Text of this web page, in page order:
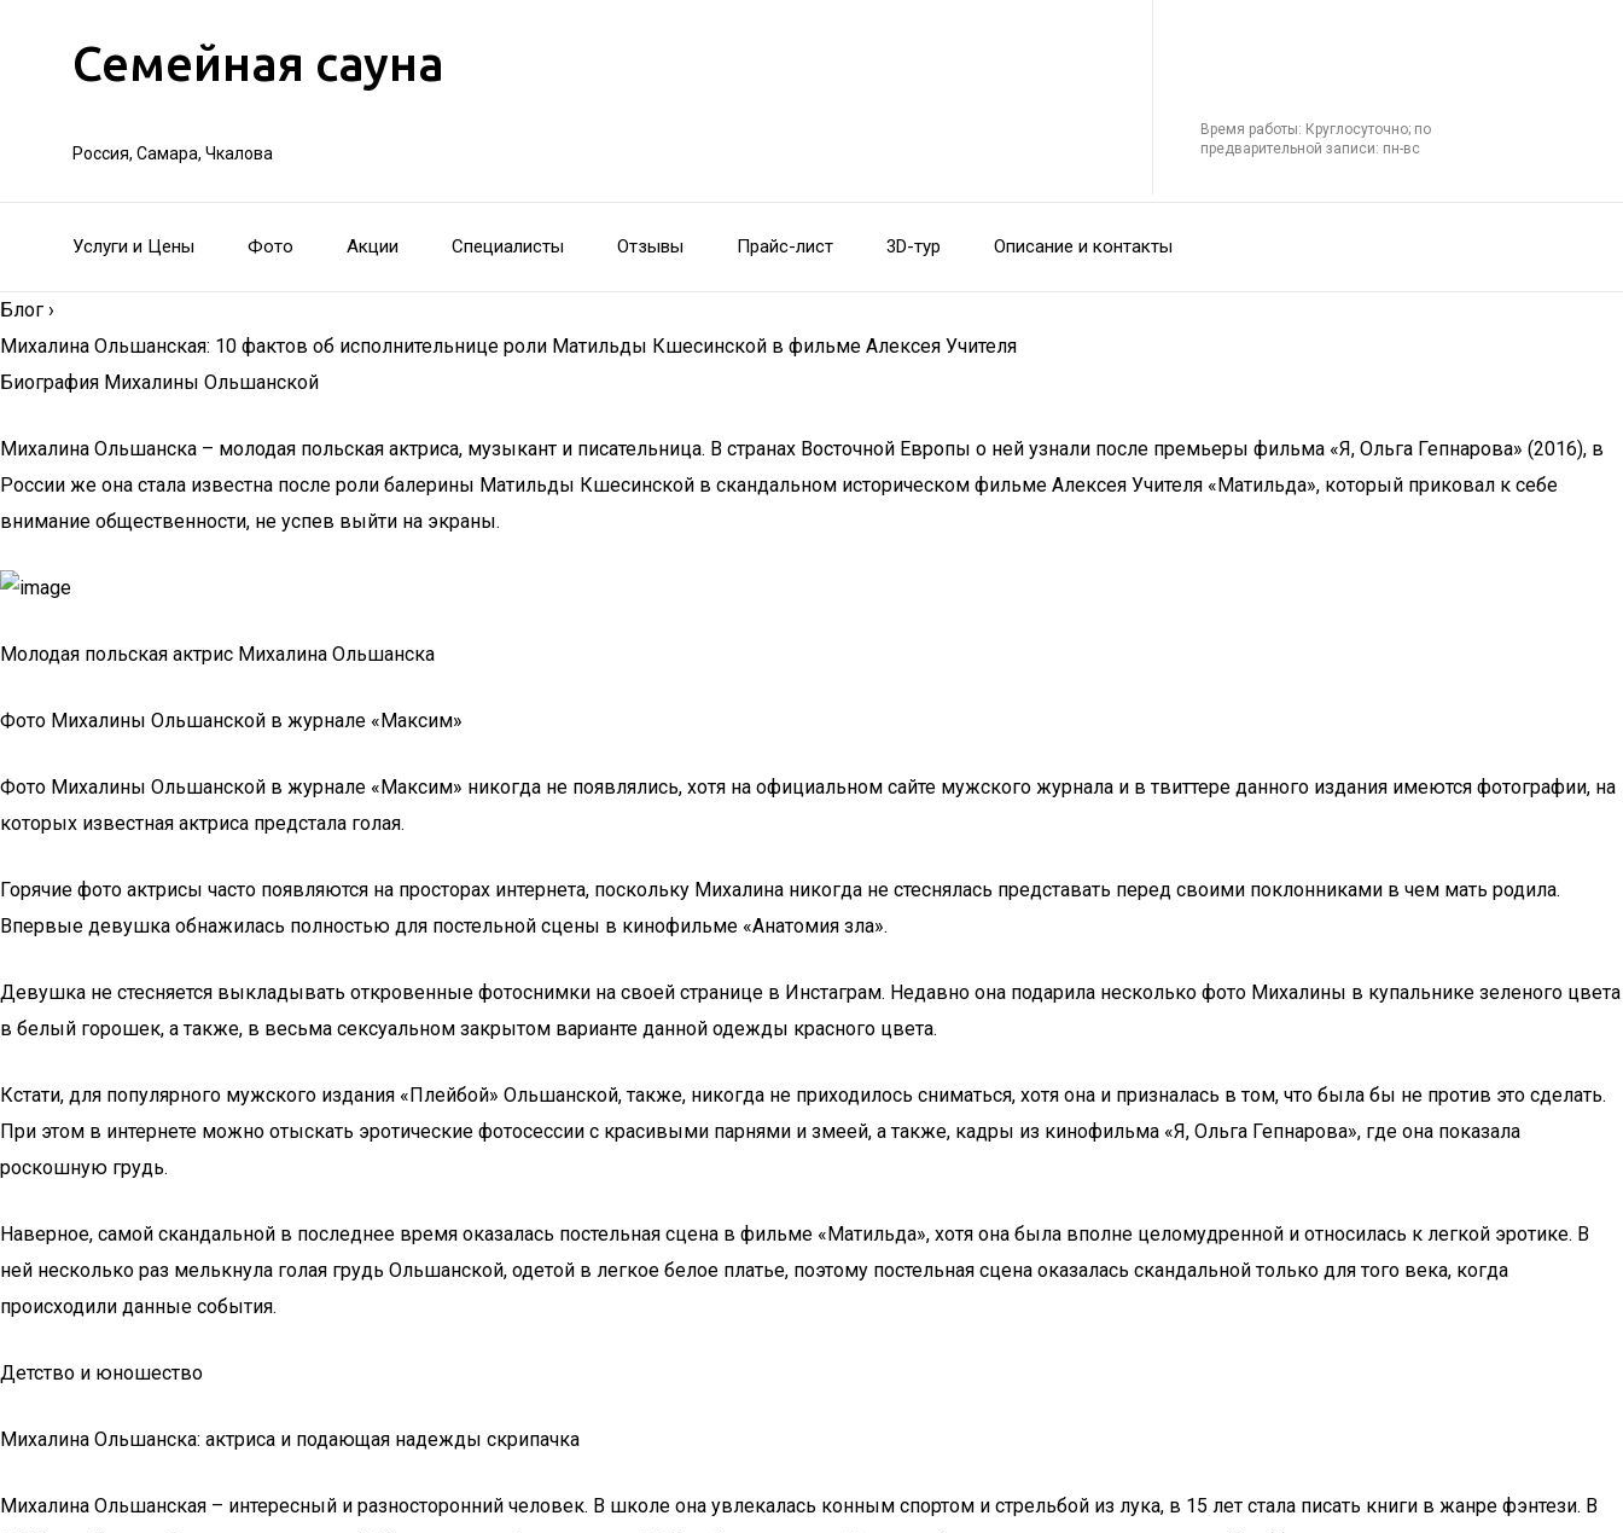
Семейная сауна
Россия, Самара, Чкалова
Время работы: Круглосуточно; по
предварительной записи: пн-вс
Услуги и Цены Фото Акции Специалисты Отзывы Прайс-лист 3D-тур Описание и контакты
Блог ›
Михалина Ольшанская: 10 фактов об исполнительнице роли Матильды Кшесинской в фильме Алексея Учителя
Биография Михалины Ольшанской
Михалина Ольшанска – молодая польская актриса, музыкант и писательница. В странах Восточной Европы о ней узнали после премьеры фильма «Я, Ольга Гепнарова» (2016), в
России же она стала известна после роли балерины Матильды Кшесинской в скандальном историческом фильме Алексея Учителя «Матильда», который приковал к себе
внимание общественности, не успев выйти на экраны.
Молодая польская актрис Михалина Ольшанска
Фото Михалины Ольшанской в журнале «Максим»
Фото Михалины Ольшанской в журнале «Максим» никогда не появлялись, хотя на официальном сайте мужского журнала и в твиттере данного издания имеются фотографии, на
которых известная актриса предстала голая.
Горячие фото актрисы часто появляются на просторах интернета, поскольку Михалина никогда не стеснялась представать перед своими поклонниками в чем мать родила.
Впервые девушка обнажилась полностью для постельной сцены в кинофильме «Анатомия зла».
Девушка не стесняется выкладывать откровенные фотоснимки на своей странице в Инстаграм. Недавно она подарила несколько фото Михалины в купальнике зеленого цвета
в белый горошек, а также, в весьма сексуальном закрытом варианте данной одежды красного цвета.
Кстати, для популярного мужского издания «Плейбой» Ольшанской, также, никогда не приходилось сниматься, хотя она и призналась в том, что была бы не против это сделать.
При этом в интернете можно отыскать эротические фотосессии с красивыми парнями и змеей, а также, кадры из кинофильма «Я, Ольга Гепнарова», где она показала
роскошную грудь.
Наверное, самой скандальной в последнее время оказалась постельная сцена в фильме «Матильда», хотя она была вполне целомудренной и относилась к легкой эротике. В
ней несколько раз мелькнула голая грудь Ольшанской, одетой в легкое белое платье, поэтому постельная сцена оказалась скандальной только для того века, когда
происходили данные события.
Детство и юношество
Михалина Ольшанска: актриса и подающая надежды скрипачка
Михалина Ольшанская – интересный и разносторонний человек. В школе она увлекалась конным спортом и стрельбой из лука, в 15 лет стала писать книги в жанре фэнтези. В